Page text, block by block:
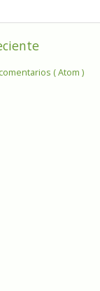
( Atom )